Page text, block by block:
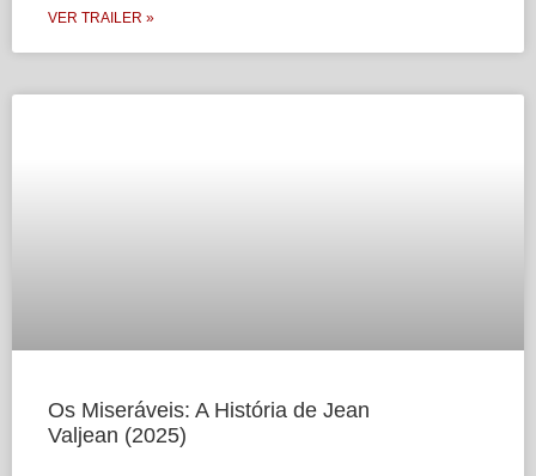
VER TRAILER »
Os Miseráveis: A História de Jean
Valjean (2025)